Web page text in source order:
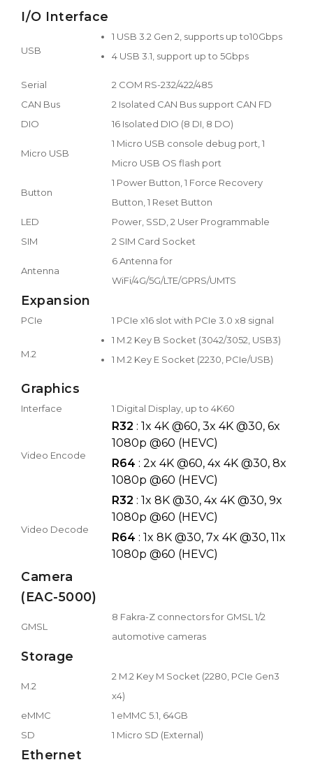
I/O Interface
USB
1 USB 3.2 Gen 2, supports up to10Gbps
4 USB 3.1, support up to 5Gbps
Serial
2 COM RS-232/422/485
CAN Bus
2 Isolated CAN Bus support CAN FD
DIO
16 Isolated DIO (8 DI, 8 DO)
Micro USB
1 Micro USB console debug port, 1
Micro USB OS flash port
Button
1 Power Button, 1 Force Recovery
Button, 1 Reset Button
LED
Power, SSD, 2 User Programmable
SIM
2 SIM Card Socket
Antenna
6 Antenna for
WiFi/4G/5G/LTE/GPRS/UMTS
Expansion
PCIe 1 PCIe x16 slot with PCIe 3.0 x8 signal
M.2
1 M.2 Key B Socket (3042/3052, USB3)
1 M.2 Key E Socket (2230, PCIe/USB)
Graphics
Interface 1 Digital Display, up to 4K60
Video Encode
R32 : 1x 4K @60, 3x 4K @30, 6x
1080p @60 (HEVC)
R64 : 2x 4K @60, 4x 4K @30, 8x
1080p @60 (HEVC)
Video Decode
R32 : 1x 8K @30, 4x 4K @30, 9x
1080p @60 (HEVC)
R64 : 1x 8K @30, 7x 4K @30, 11x
1080p @60 (HEVC)
Camera
(EAC-5000)
GMSL
8 Fakra-Z connectors for GMSL 1/2
automotive cameras
Storage
M.2
2 M.2 Key M Socket (2280, PCIe Gen3
x4)
eMMC
1 eMMC 5.1, 64GB
SD
1 Micro SD (External)
Ethernet